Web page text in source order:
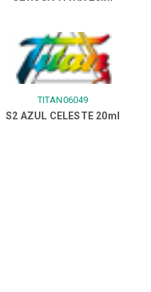
TITAN06049
S2 AZUL CELESTE 20ml